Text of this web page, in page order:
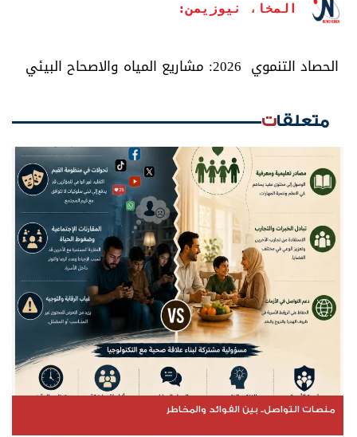
المخا، نيوزيمن:
الحصاد التنموي 2026: مشاريع المياه والاصحاح البيئي
متعلقات
منصات التواصل.. بين الفوائد والمخاطر